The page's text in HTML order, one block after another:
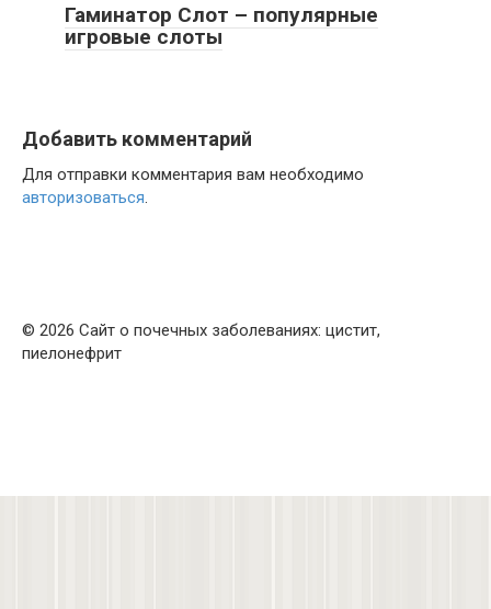
Гаминатор Слот – популярные
игровые слоты
Добавить комментарий
Для отправки комментария вам необходимо
авторизоваться.
© 2026 Сайт о почечных заболеваниях: цистит,
пиелонефрит